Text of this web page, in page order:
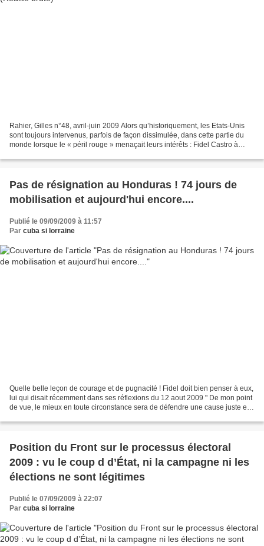
Rahier, Gilles n°48, avril-juin 2009 Alors qu’historiquement, les Etats-Unis
sont toujours intervenus, parfois de façon dissimulée, dans cette partie du
monde lorsque le « péril rouge » menaçait leurs intérêts : Fidel Castro à
Pas de résignation au Honduras ! 74 jours de
mobilisation et aujourd'hui encore....
Publié le 09/09/2009 à 11:57
Par cuba si lorraine
Quelle belle leçon de courage et de pugnacité ! Fidel doit bien penser à eux,
lui qui disait récemment dans ses réflexions du 12 aout 2009 " De mon point
de vue, le mieux en toute circonstance sera de défendre une cause juste et
Position du Front sur le processus électoral
2009 : vu le coup d d’État, ni la campagne ni les
élections ne sont légitimes
Publié le 07/09/2009 à 22:07
Par cuba si lorraine